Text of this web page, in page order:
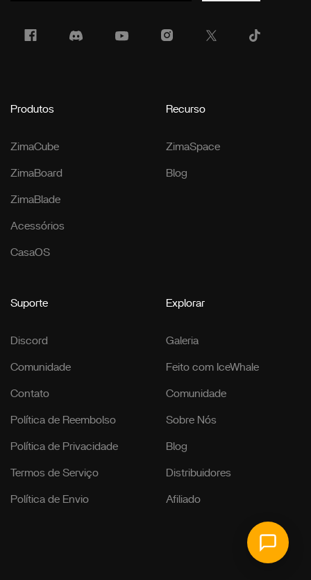
Produtos
ZimaCube
ZimaBoard
ZimaBlade
Acessórios
CasaOS
Recurso
ZimaSpace
Blog
Suporte
Discord
Comunidade
Contato
Política de Reembolso
Política de Privacidade
Termos de Serviço
Política de Envio
Explorar
Galeria
Feito com IceWhale
Comunidade
Sobre Nós
Blog
Distribuidores
Afiliado